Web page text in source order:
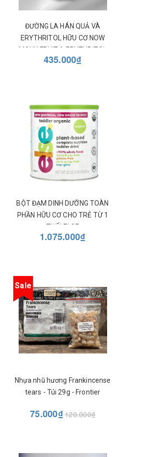
ĐƯỜNG LA HÁN QUẢ VÀ
ERYTHRITOL HỮU CƠ NOW
MONK FRUIT & ERYTHRITOL
435.000₫
BỘT ĐẠM DINH DƯỠNG TOÀN
PHẦN HỮU CƠ CHO TRẺ TỪ 1
TUỔI ELSE
1.075.000₫
Sale
Nhựa nhũ hương Frankincense
tears - Túi 29g - Frontier
75.000₫ 120.000₫